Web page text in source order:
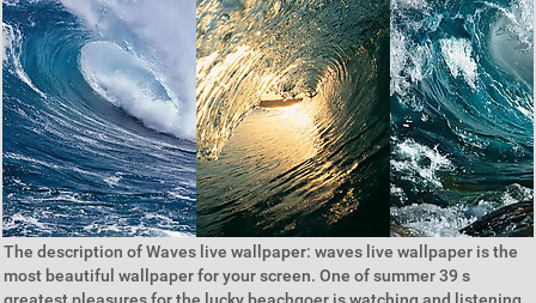
The description of Waves live wallpaper: waves live wallpaper is the
most beautiful wallpaper for your screen. One of summer 39 s